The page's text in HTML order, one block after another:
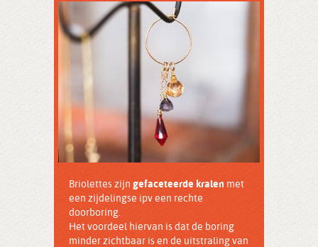
Briolettes zijn gefaceteerde kralen met
een zijdelingse ipv een rechte
doorboring.
Het voordeel hiervan is dat de boring
minder zichtbaar is en de uitstraling van